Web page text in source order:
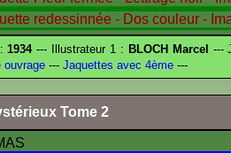
:1934--- Illustrateur 1 : BLOCH Marcel ---
ouvrage --- Jaquettes avec 4ème ---
Tome 2